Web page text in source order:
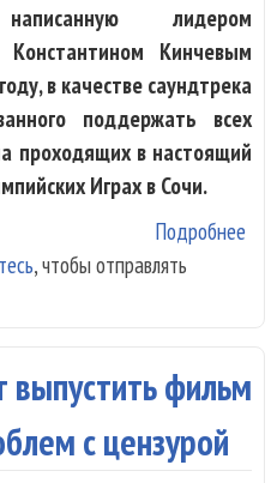
лидером
Константином Кинчевым
в качестве саундтрека
поддержать всех
проходящих в настоящий
Играх в Сочи.
Подробнее
, чтобы отправлять
выпустить фильм
с цензурой